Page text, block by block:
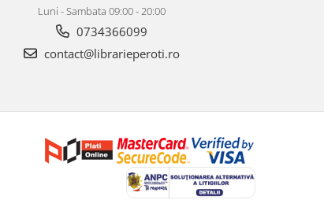
Luni - Sambata 09:00 - 20:00
0734366099
contact@librarieperoti.ro